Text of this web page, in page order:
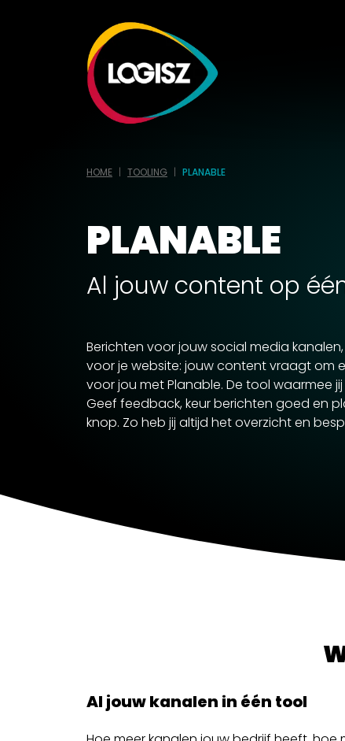
HOME TOOLING PLANABLE
PLANABLE
Al jouw content op
Berichten voor jouw social media
voor je website: jouw content vraagt om
voor jou met Planable. De tool waarmee
Geef feedback, keur berichten goed en
knop. Zo heb jij altijd het overzicht en
Al jouw kanalen in één tool